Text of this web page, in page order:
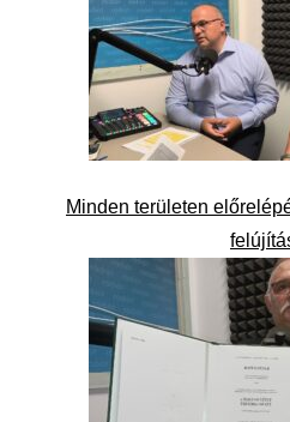
Minden területen